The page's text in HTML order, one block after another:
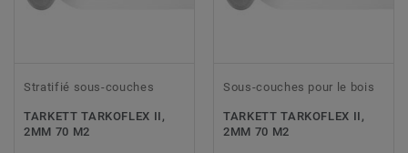
Stratifié sous-couches
TARKETT TARKOFLEX II,
2MM 70 M2
Sous-couches pour le bois
TARKETT TARKOFLEX II,
2MM 70 M2